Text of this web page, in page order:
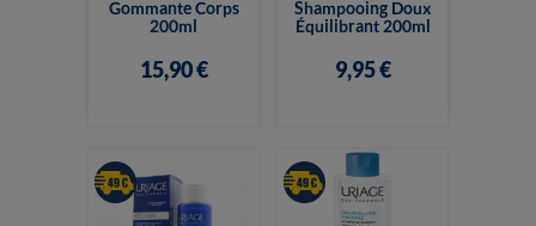
Gommante Corps
200ml
15,90 €
Shampooing Doux
Équilibrant 200ml
9,95 €